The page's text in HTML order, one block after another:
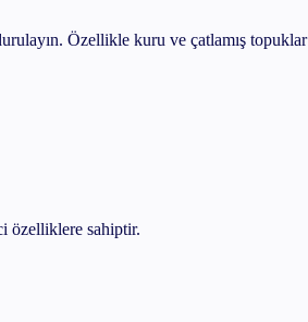
Özellikle kuru ve çatlamış topuklar
özelliklere sahiptir.